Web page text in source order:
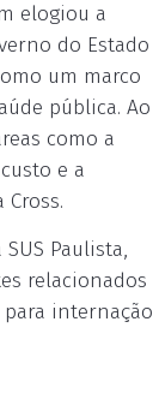
elogiou a
do Estado
um marco
pública. Ao
como a
e a
Paulista,
relacionados
internação